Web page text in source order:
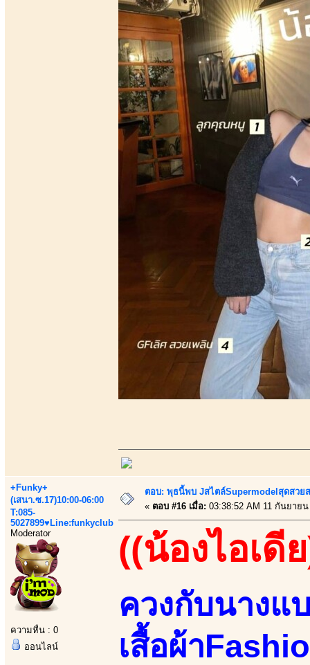
+Funky+
(เสนา.ซ.17)10:00-06:00
T:085-
5027899♥Line:funkyclub
Moderator
ความหื่น : 0
ออนไลน์
ตอบ: พุธนี้พบ Jสไตล์Supermodelสุดสวย
« ตอบ #16 เมื่อ: 03:38:52 AM 11 กันยายน
((น้องไอเดี
ควงกับนางแ
เสื้อผ้า